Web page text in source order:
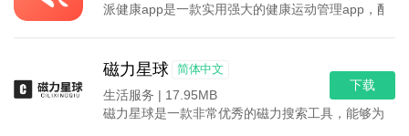
派健康app是一款实用强大的健康运动管理app，配
磁力星球 简体中文
生活服务 | 17.95MB
磁力星球是一款非常优秀的磁力搜索工具，能够为使
下载